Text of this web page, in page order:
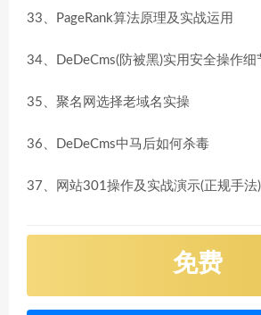
33、PageRank算法原理及实战运用
34、DeDeCms(防被黑)实用安全操作细
35、聚名网选择老域名实操
36、DeDeCms中马后如何杀毒
37、网站301操作及实战演示(正规手法)
免费